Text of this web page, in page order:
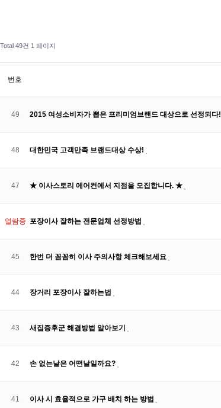
Total 49건 1 페이지
번호
49 2015 여성소비자가 뽑은 프리미엄브랜드 대상으로 선정되다!
48 대한민국 고객만족 브랜드대상 수상!
47 ★ 이사스토리 에어컨에서 지점을 모집합니다. ★
열람중 포장이사 잘하는 전문업체 선정방법
45 한번 더 꼼꼼히 이사 주의사항 체크해보세요
44 장거리 포장이사 잘하는법
43 새집증후군 해결방법 알아보기
42 손 없는날은 어떤날일까요?
41 이사 시 효율적으로 가구 배치 하는 방법